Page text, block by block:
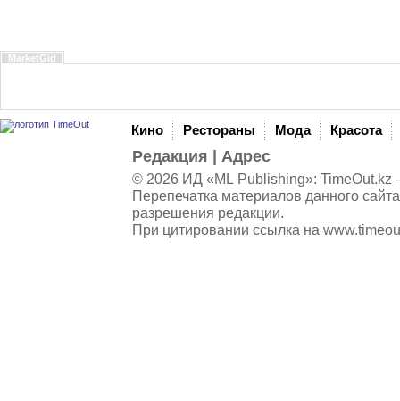
MarketGid
Кино Рестораны Мода Красота
Редакция Адрес
© 2026 ИД «ML Publishing»: TimeOut.kz
Перепечатка материалов данного
разрешения редакции.
При цитировании ссылка на